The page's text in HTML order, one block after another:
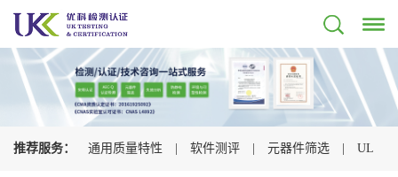
推荐服务： 通用质量特性 | 软件测评 | 元器件筛选 | UL